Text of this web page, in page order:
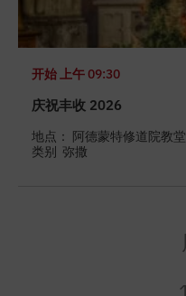
开始上午 09:30
庆祝丰收 2026
地点： 阿德蒙特修道院教
类别 弥撒